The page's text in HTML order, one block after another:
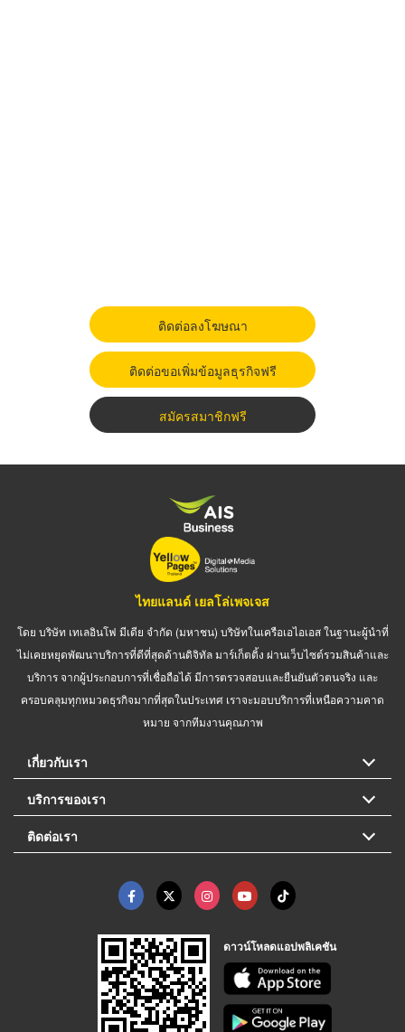
ติดต่อลงโฆษณา
ติดต่อขอเพิ่มข้อมูลธุรกิจฟรี
สมัครสมาชิกฟรี
ไทยแลนด์ เยลโล่เพจเจส
โดย บริษัท เทเลอินโฟ มีเดีย จำกัด (มหาชน) บริษัทในเครือเอไอเอส ในฐานะผู้นำที่
ไม่เคยหยุดพัฒนาบริการที่ดีที่สุดด้านดิจิทัล มาร์เก็ตติ้ง ผ่านเว็บไซต์รวมสินค้าและ
บริการ จากผู้ประกอบการที่เชื่อถือได้ มีการตรวจสอบและยืนยันตัวตนจริง และ
ครอบคลุมทุกหมวดธุรกิจมากที่สุดในประเทศ เราจะมอบบริการที่เหนือความคาด
หมาย จากทีมงานคุณภาพ
เกี่ยวกับเรา
บริการของเรา
ติดต่อเรา
ดาวน์โหลดแอปพลิเคชัน